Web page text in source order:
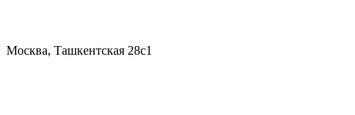
Москва, Ташкентская 28с1